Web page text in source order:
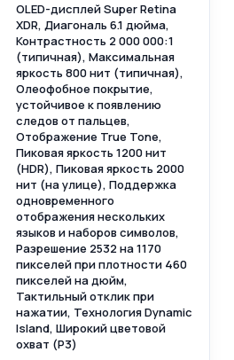
OLED-дисплей Super Retina
XDR, Диагональ 6.1 дюйма,
Контрастность 2 000 000:1
(типичная), Максимальная
яркость 800 нит (типичная),
Олеофобное покрытие,
устойчивое к появлению
следов от пальцев,
Отображение True Tone,
Пиковая яркость 1200 нит
(HDR), Пиковая яркость 2000
нит (на улице), Поддержка
одновременного
отображения нескольких
языков и наборов символов,
Разрешение 2532 на 1170
пикселей при плотности 460
пикселей на дюйм,
Тактильный отклик при
нажатии, Технология Dynamic
Island, Широкий цветовой
охват (P3)